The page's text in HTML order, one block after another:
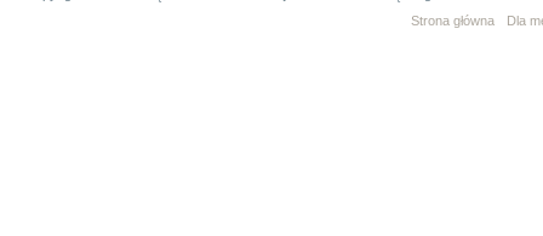
Strona główna
Dla